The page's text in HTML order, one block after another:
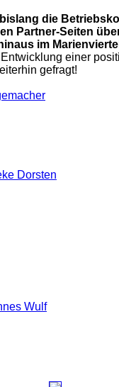
die
Partner-Seiten
im
Entwicklung einer
gefragt!